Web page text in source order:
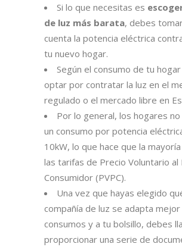
Si lo que necesitas es
de luz más barata, debes
cuenta la potencia eléctrica
tu nuevo hogar.
Según el consumo de tu
optar por contratar la luz en el
regulado o el mercado libre en
Por lo general, los hogares
un consumo por potencia
10kW, lo que hace que la
las tarifas de Precio Voluntario al
Consumidor (PVPC).
Una vez que hayas elegido
compañía de luz se adapta
consumos y a tu bolsillo, debes
proporcionar una serie de